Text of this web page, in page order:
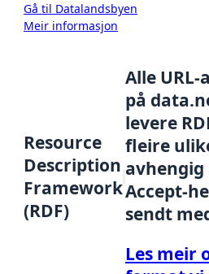
Gå til Datalandsbyen
Meir informasjon
Resource
Description
Framework
(RDF)
Alle
på
levere
fleire
Accept-
sendt
Les meir